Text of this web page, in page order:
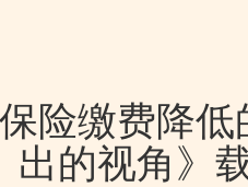
保险缴费降
出的视角》